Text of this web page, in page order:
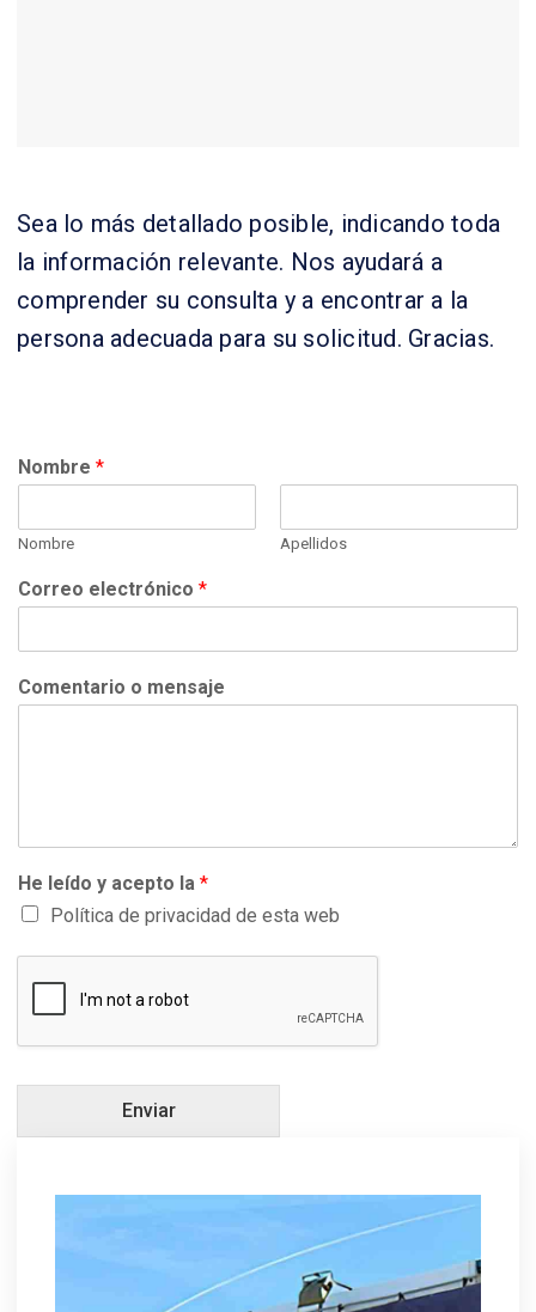
Sea lo más detallado posible, indicando toda
la información relevante. Nos ayudará a
comprender su consulta y a encontrar a la
persona adecuada para su solicitud. Gracias.
Nombre *
Nombre Apellidos
Correo electrónico *
Comentario o mensaje
He leído y acepto la *
Política de privacidad de esta web
Enviar